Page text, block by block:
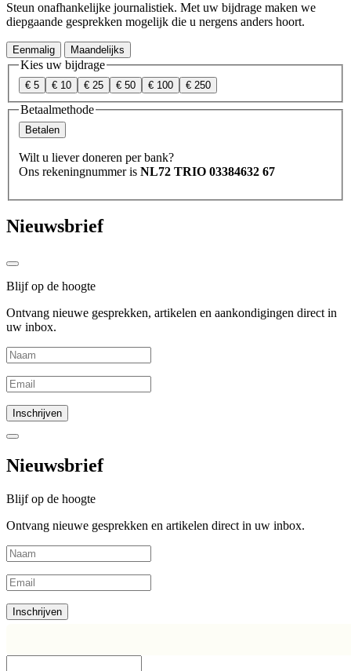
Steun onafhankelijke journalistiek. Met uw bijdrage maken we
diepgaande gesprekken mogelijk die u nergens anders hoort.
Eenmalig Maandelijks
Kies uw bijdrage
€ 5 € 10 € 25 € 50 € 100 € 250
Betaalmethode
Betalen
Wilt u liever doneren per bank?
Ons rekeningnummer is NL72 TRIO 03384632 67
Nieuwsbrief
Blijf op de hoogte
Ontvang nieuwe gesprekken, artikelen en aankondigingen direct in
uw inbox.
Nieuwsbrief
Blijf op de hoogte
Ontvang nieuwe gesprekken en artikelen direct in uw inbox.